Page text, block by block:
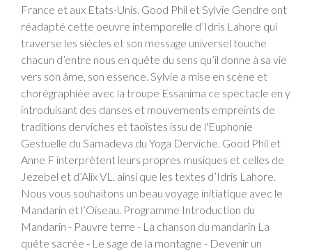
France et aux Etats-Unis. Good Phil et Sylvie Gendre ont
réadapté cette oeuvre intemporelle d’Idris Lahore qui
traverse les siècles et son message universel touche
chacun d’entre nous en quête du sens qu’il donne à sa vie
vers son âme, son essence. Sylvie a mise en scène et
chorégraphiée avec la troupe Essanima ce spectacle en y
introduisant des danses et mouvements empreints de
traditions derviches et taoïstes issu de l'Euphonie
Gestuelle du Samadeva du Yoga Derviche. Good Phil et
Anne F interprètent leurs propres musiques et celles de
Jezebel et d’Alix VL. ainsi que les textes d’Idris Lahore.
Nous vous souhaitons un beau voyage initiatique avec le
Mandarin et l’Oiseau. Programme Introduction du
Mandarin - Pauvre terre - La chanson du mandarin La
quête sacrée - Le sage de la montagne - Devenir un